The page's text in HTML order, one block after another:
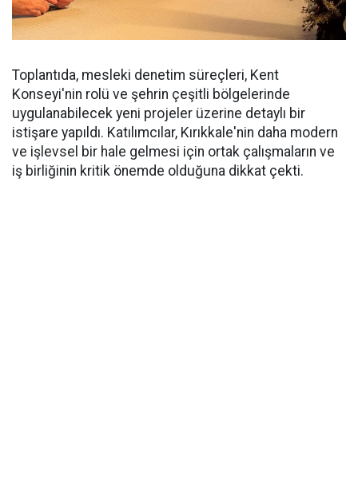
Toplantıda, mesleki denetim süreçleri, Kent
Konseyi'nin rolü ve şehrin çeşitli bölgelerinde
uygulanabilecek yeni projeler üzerine detaylı bir
istişare yapıldı. Katılımcılar, Kırıkkale'nin daha modern
ve işlevsel bir hale gelmesi için ortak çalışmaların ve
iş birliğinin kritik önemde olduğuna dikkat çekti.